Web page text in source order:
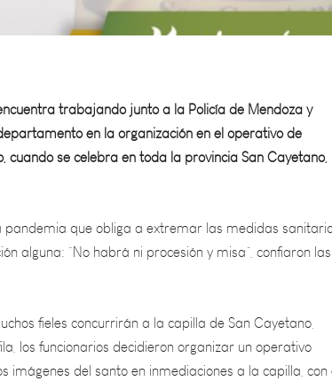
en la organización en el operativo de
se celebra en toda la provincia San Cayetano,
que obliga a extremar las medidas sanitarias,
“No habrá ni procesión y misa”, confiaron las
concurrirán a la capilla de San Cayetano,
funcionarios decidieron organizar un operativo
del santo en inmediaciones a la capilla, con el